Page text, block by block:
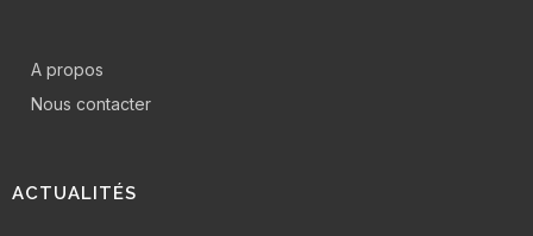
A propos
Nous contacter
ACTUALITÉS